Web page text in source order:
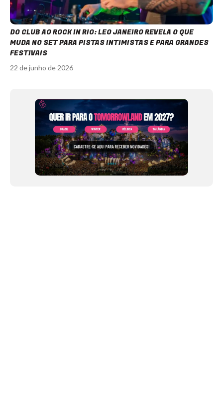
DO CLUB AO ROCK IN RIO: LEO JANEIRO REVELA O QUE
MUDA NO SET PARA PISTAS INTIMISTAS E PARA GRANDES
FESTIVAIS
22 de junho de 2026